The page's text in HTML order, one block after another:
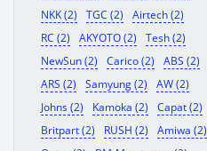
NKK (2)
TGC (2)
Airtech (2)
RC (2)
AKYOTO (2)
Tesh (2)
NewSun (2)
Carico (2)
ABS (2)
ARS (2)
Samyung (2)
AW (2)
Johns (2)
Kamoka (2)
Capat (2)
Britpart (2)
RUSH (2)
Amiwa (2)